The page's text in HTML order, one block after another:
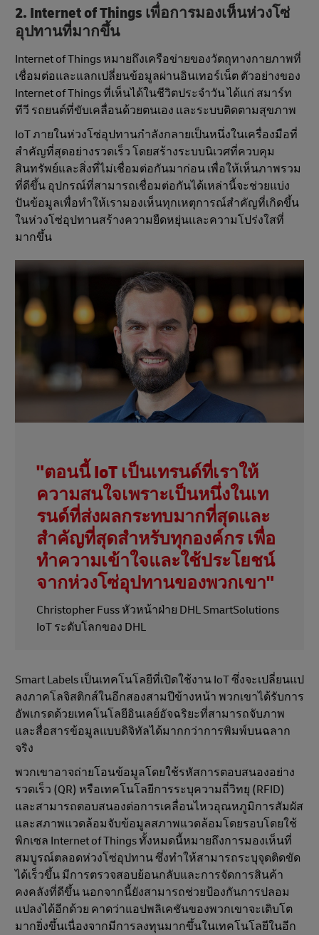
2. Internet of Things เพื่อการมองเห็นห่วงโซ่
อุปทานที่มากขึ้น
Internet of Things หมายถึงเครือข่ายของวัตถุทางกายภาพที่
เชื่อมต่อและแลกเปลี่ยนข้อมูลผ่านอินเทอร์เน็ต ตัวอย่างของ
Internet of Things ที่เห็นได้ในชีวิตประจําวัน ได้แก่ สมาร์ท
ทีวี รถยนต์ที่ขับเคลื่อนด้วยตนเอง และระบบติดตามสุขภาพ
IoT ภายในห่วงโซ่อุปทานกําลังกลายเป็นหนึ่งในเครื่องมือที่
สําคัญที่สุดอย่างรวดเร็ว โดยสร้างระบบนิเวศที่ควบคุม
สินทรัพย์และสิ่งที่ไม่เชื่อมต่อกันมาก่อน เพื่อให้เห็นภาพรวม
ที่ดีขึ้น อุปกรณ์ที่สามารถเชื่อมต่อกันได้เหล่านี้จะช่วยแบ่ง
ปันข้อมูลเพื่อทำให้เรามองเห็นทุกเหตุการณ์สําคัญที่เกิดขึ้น
ในห่วงโซ่อุปทานสร้างความยืดหยุ่นและความโปร่งใสที่
มากขึ้น
"ตอนนี้ IoT เป็นเทรนด์ที่เราให้
ความสนใจเพราะเป็นหนึ่งในเท
รนด์ที่ส่งผลกระทบมากที่สุดและ
สําคัญที่สุดสําหรับทุกองค์กร เพื่อ
ทําความเข้าใจและใช้ประโยชน์
จากห่วงโซ่อุปทานของพวกเขา"
Christopher Fuss หัวหน้าฝ่าย DHL SmartSolutions
IoT ระดับโลกของ DHL
Smart Labels เป็นเทคโนโลยีที่เปิดใช้งาน IoT ซึ่งจะเปลี่ยนแป
ลงภาคโลจิสติกส์ในอีกสองสามปีข้างหน้า พวกเขาได้รับการ
อัพเกรดด้วยเทคโนโลยีอินเลย์อัจฉริยะที่สามารถจับภาพ
และสื่อสารข้อมูลแบบดิจิทัลได้มากกว่าการพิมพ์บนฉลาก
จริง
พวกเขาอาจถ่ายโอนข้อมูลโดยใช้รหัสการตอบสนองอย่าง
รวดเร็ว (QR) หรือเทคโนโลยีการระบุความถี่วิทยุ (RFID)
และสามารถตอบสนองต่อการเคลื่อนไหวอุณหภูมิการสัมผัส
และสภาพแวดล้อมจับข้อมูลสภาพแวดล้อมโดยรอบโดยใช้
พิกเซล Internet of Things ทั้งหมดนี้หมายถึงการมองเห็นที่
สมบูรณ์ตลอดห่วงโซ่อุปทาน ซึ่งทำให้สามารถระบุจุดติดขัด
ได้เร็วขึ้น มีการตรวจสอบย้อนกลับและการจัดการสินค้า
คงคลังที่ดีขึ้น นอกจากนี้ยังสามารถช่วยป้องกันการปลอม
แปลงได้อีกด้วย คาดว่าแอปพลิเคชันของพวกเขาจะเติบโต
มากยิ่งขึ้นเนื่องจากมีการลงทุนมากขึ้นในเทคโนโลยีในอีก